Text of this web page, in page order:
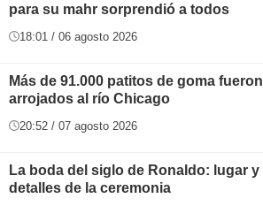
para su mahr sorprendió a todos
18:01 / 06 agosto 2026
Más de 91.000 patitos de goma fueron
arrojados al río Chicago
20:52 / 07 agosto 2026
La boda del siglo de Ronaldo: lugar y
detalles de la ceremonia